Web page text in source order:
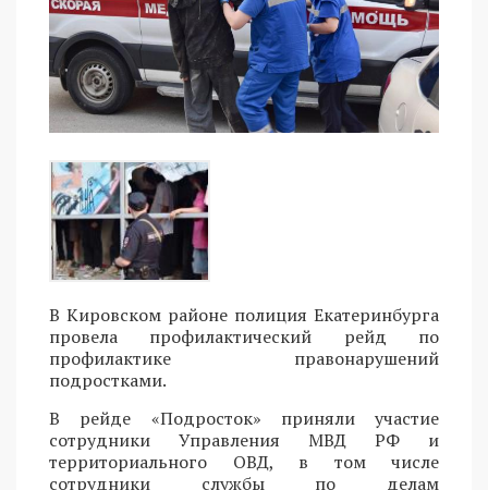
В Кировском районе полиция Екатеринбурга
провела профилактический рейд по
профилактике правонарушений
подростками.
В рейде «Подросток» приняли участие
сотрудники Управления МВД РФ и
территориального ОВД, в том числе
сотрудники службы по делам